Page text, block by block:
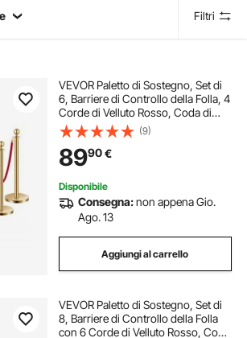
Filtri
VEVOR Paletto di Sostegno, Set di
6, Barriere di Controllo della Folla, 4
Corde di Velluto Rosso, Coda di
Palo di Sostegno in Acciaio Inox
Dorato da 1,5 m con Base Cava per
Festa, Matrimonio, Mostra
(9)
8990€
Disponibile
Consegna:non appena Gio.
Ago. 13
Aggiungi al carrello
VEVOR Paletto di Sostegno, Set di
8, Barriere di Controllo della Folla
con 6 Corde di Velluto Rosso, Coda